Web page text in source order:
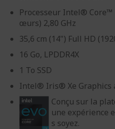
Processeur Intel® Core™
œurs) 2,80 GHz
35,6 cm (14") Full HD
16 Go, LPDDR4X
1 To SSD
Intel® Iris® Xe Graphics
Conçu sur la
une expérience
s soyez.